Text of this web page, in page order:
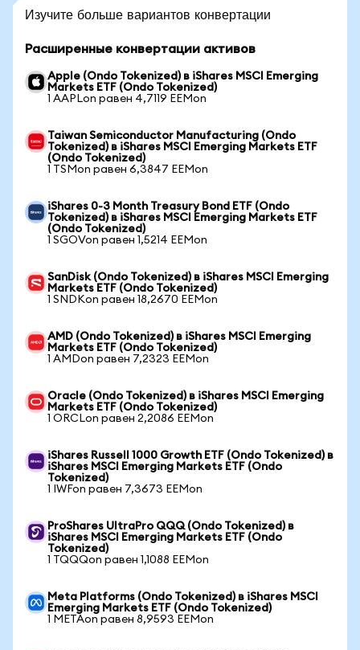
Изучите больше вариантов конвертации
Расширенные конвертации активов
Apple (Ondo Tokenized) в iShares MSCI Emerging
Markets ETF (Ondo Tokenized)
1 AAPLon равен 4,7119 EEMon
Taiwan Semiconductor Manufacturing (Ondo
Tokenized) в iShares MSCI Emerging Markets ETF
(Ondo Tokenized)
1 TSMon равен 6,3847 EEMon
iShares 0-3 Month Treasury Bond ETF (Ondo
Tokenized) в iShares MSCI Emerging Markets ETF
(Ondo Tokenized)
1 SGOVon равен 1,5214 EEMon
SanDisk (Ondo Tokenized) в iShares MSCI Emerging
Markets ETF (Ondo Tokenized)
1 SNDKon равен 18,2670 EEMon
AMD (Ondo Tokenized) в iShares MSCI Emerging
Markets ETF (Ondo Tokenized)
1 AMDon равен 7,2323 EEMon
Oracle (Ondo Tokenized) в iShares MSCI Emerging
Markets ETF (Ondo Tokenized)
1 ORCLon равен 2,2086 EEMon
iShares Russell 1000 Growth ETF (Ondo Tokenized) в
iShares MSCI Emerging Markets ETF (Ondo
Tokenized)
1 IWFon равен 7,3673 EEMon
ProShares UltraPro QQQ (Ondo Tokenized) в
iShares MSCI Emerging Markets ETF (Ondo
Tokenized)
1 TQQQon равен 1,1088 EEMon
Meta Platforms (Ondo Tokenized) в iShares MSCI
Emerging Markets ETF (Ondo Tokenized)
1 METAon равен 8,9593 EEMon